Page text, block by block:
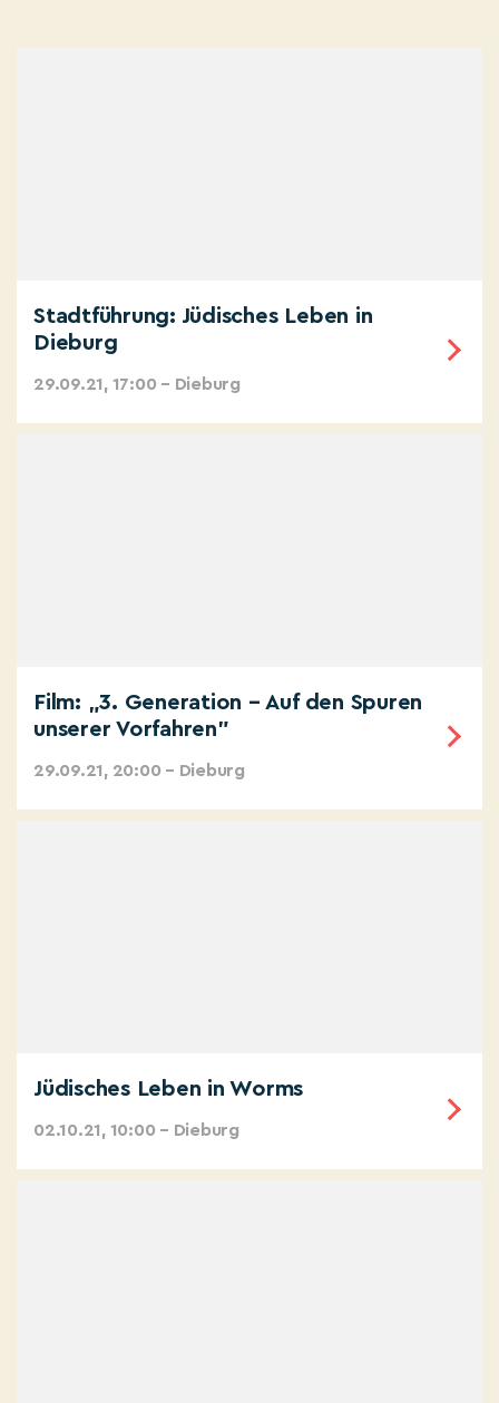
Stadtführung: Jüdisches Leben in
Dieburg
29.09.21, 17:00 – Dieburg
Film: „3. Generation – Auf den Spuren
unserer Vorfahren"
29.09.21, 20:00 – Dieburg
Jüdisches Leben in Worms
02.10.21, 10:00 – Dieburg